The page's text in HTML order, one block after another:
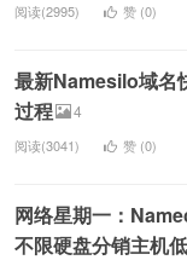
阅读(2995) 赞 (0)
最新Namesilo域名
过程
4
阅读(3041) 赞 (0)
网络星期一：
不限硬盘分销主机